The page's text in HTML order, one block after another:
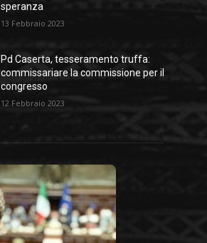
speranza
13 Febbraio 2023
Pd Caserta, tesseramento truffa:
commissariare la commissione per il
congresso
12 Febbraio 2023